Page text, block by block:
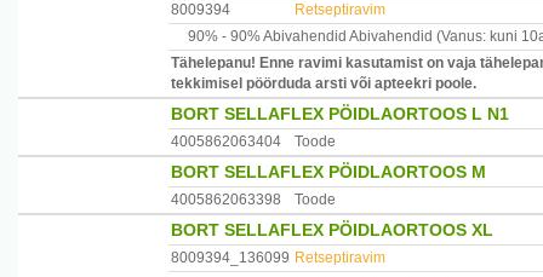
8009394
Retseptiravim
90% - 90% Abivahendid Abivahendid (Vanus: kuni
Tähelepanu! Enne ravimi kasutamist on vaja
tekkimisel pöörduda arsti või apteekri poole.
BORT SELLAFLEX PÖIDLAORTOOS L N1
4005862063404 Toode
BORT SELLAFLEX PÖIDLAORTOOS M
4005862063398 Toode
BORT SELLAFLEX PÖIDLAORTOOS XL
8009394_136099 Retseptiravim